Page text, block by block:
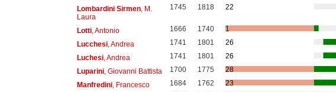
Lombardini Sirmen, M.
Laura
1745 1818 22
Lotti, Antonio 1666 1740
1
Lucchesi, Andrea 1741 1801
26
Luchesi, Andrea 1741 1801
26
Luparini, Giovanni Battista 1700 1775
28
Manfredini, Francesco 1684 1762
23